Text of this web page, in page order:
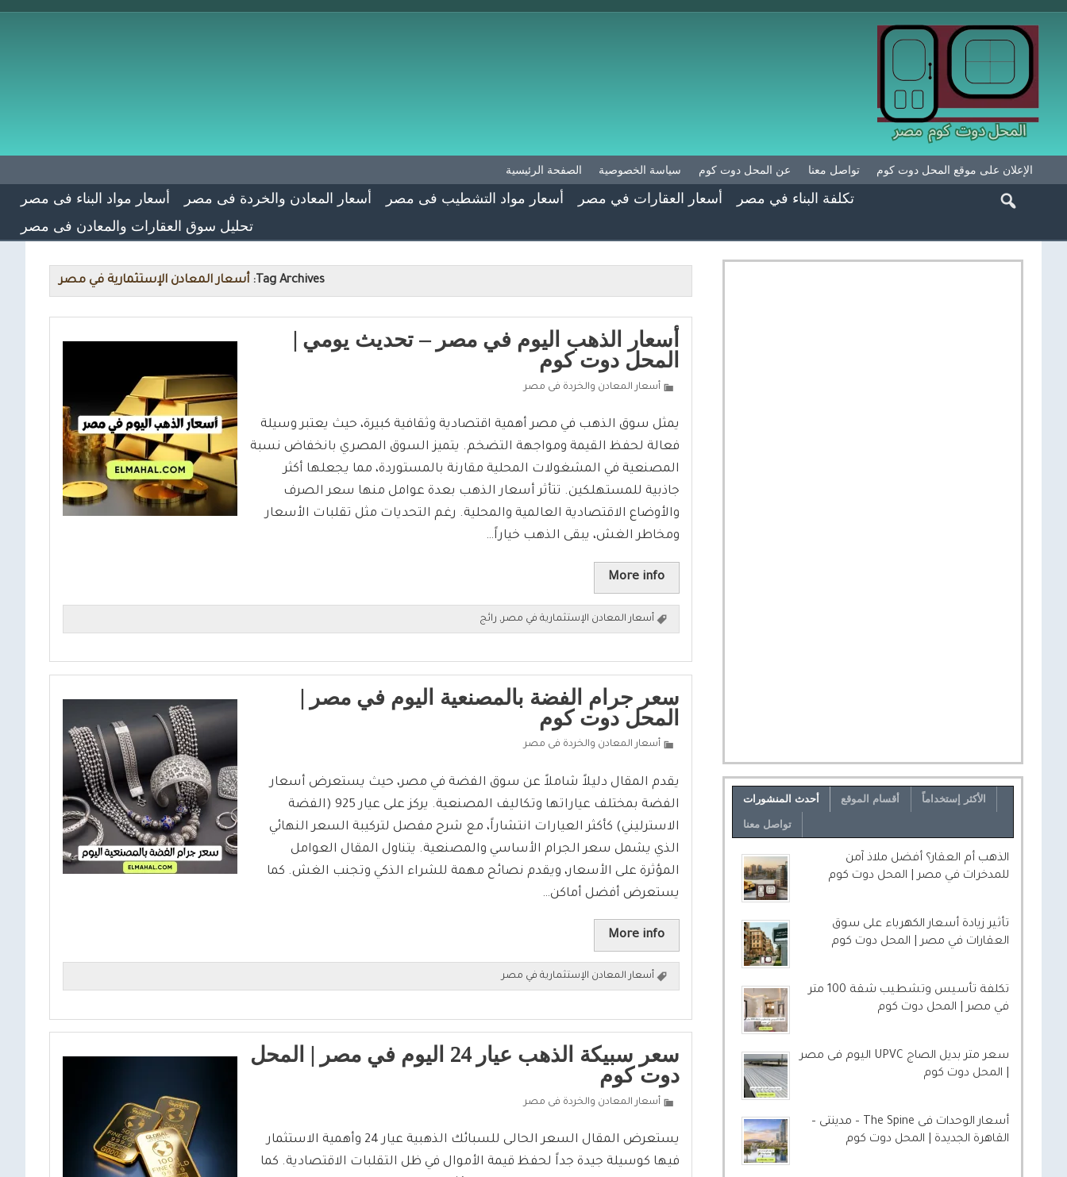
الصفحة الرئيسية سياسة الخصوصية عن المحل دوت كوم تواصل معنا الإعلان على موقع المحل دوت كوم
أسعار مواد البناء فى مصر أسعار المعادن والخردة فى مصر أسعار مواد التشطيب فى مصر أسعار العقارات في مصر
تكلفة البناء في مصر
تحليل سوق العقارات والمعادن فى مصر
Tag Archives: أسعار المعادن الإستثمارية في مصر
أسعار الذهب اليوم في مصر – تحديث يومي |
المحل دوت كوم
أسعار المعادن والخردة فى مصر
يمثل سوق الذهب في مصر أهمية اقتصادية وثقافية كبيرة، حيث يعتبر وسيلة
فعالة لحفظ القيمة ومواجهة التضخم. يتميز السوق المصري بانخفاض نسبة
المصنعية في المشغولات المحلية مقارنة بالمستوردة، مما يجعلها أكثر
جاذبية للمستهلكين. تتأثر أسعار الذهب بعدة عوامل منها سعر الصرف
والأوضاع الاقتصادية العالمية والمحلية. رغم التحديات مثل تقلبات الأسعار
ومخاطر الغش، يبقى الذهب خياراً…
More info
أسعار المعادن الإستثمارية في مصر, رائج
سعر جرام الفضة بالمصنعية اليوم في مصر |
المحل دوت كوم
أسعار المعادن والخردة فى مصر
يقدم المقال دليلاً شاملاً عن سوق الفضة في مصر، حيث يستعرض أسعار
الفضة بمختلف عياراتها وتكاليف المصنعية. يركز على عيار 925 (الفضة
الاسترليني) كأكثر العيارات انتشاراً، مع شرح مفصل لتركيبة السعر النهائي
الذي يشمل سعر الجرام الأساسي والمصنعية. يتناول المقال العوامل
المؤثرة على الأسعار، ويقدم نصائح مهمة للشراء الذكي وتجنب الغش. كما
يستعرض أفضل أماكن…
More info
أسعار المعادن الإستثمارية في مصر
سعر سبيكة الذهب عيار 24 اليوم في مصر | المحل
دوت كوم
أسعار المعادن والخردة فى مصر
يستعرض المقال السعر الحالى للسبائك الذهبية عيار 24 وأهمية الاستثمار
فيها كوسيلة جيدة جداً لحفظ قيمة الأموال في ظل التقلبات الاقتصادية. كما
أحدث المنشورات أقسام الموقع الأكثر إستخداماً
تواصل معنا
الذهب أم العقار؟ أفضل ملاذ آمن
للمدخرات في مصر | المحل دوت كوم
تأثير زيادة أسعار الكهرباء على سوق
العقارات في مصر | المحل دوت كوم
تكلفة تأسيس وتشطيب شقة 100 متر
في مصر | المحل دوت كوم
سعر متر بديل الصاج UPVC اليوم فى مصر
| المحل دوت كوم
أسعار الوحدات فى The Spine – مدينتى –
القاهرة الجديدة | المحل دوت كوم